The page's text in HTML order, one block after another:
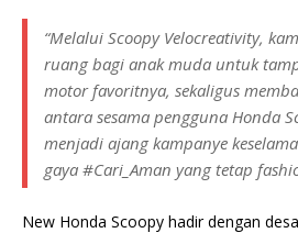
“Melalui Scoopy Velocreativity,
ruang bagi anak muda untuk
motor favoritnya, sekaligus
antara sesama pengguna Honda
menjadi ajang kampanye
gaya #Cari_Aman yang tetap
New Honda Scoopy hadir dengan